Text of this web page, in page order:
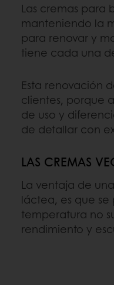
Las cremas para
manteniendo la
para renovar y
tiene cada una
Esta renovación
clientes, porque
de uso y
de detallar con
LAS CREMAS
La ventaja de
láctea, es que
temperatura no
rendimiento y